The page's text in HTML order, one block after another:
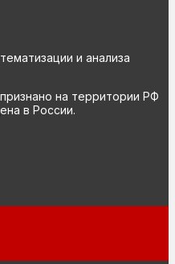
и анализа
на территории РФ
в России.